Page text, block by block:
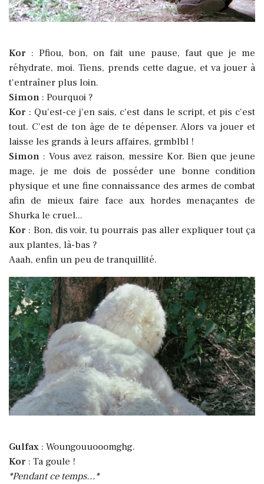
Kor : Pfiou, bon, on fait une pause, faut que je me
réhydrate, moi. Tiens, prends cette dague, et va jouer à
t'entraîner plus loin.
Simon : Pourquoi ?
Kor : Qu'est-ce j'en sais, c'est dans le script, et pis c'est
tout. C'est de ton âge de te dépenser. Alors va jouer et
laisse les grands à leurs affaires, grmblbl !
Simon : Vous avez raison, messire Kor. Bien que jeune
mage, je me dois de posséder une bonne condition
physique et une fine connaissance des armes de combat
afin de mieux faire face aux hordes menaçantes de
Shurka le cruel...
Kor : Bon, dis voir, tu pourrais pas aller expliquer tout ça
aux plantes, là-bas ?
Aaah, enfin un peu de tranquillité.
Gulfax : Woungouuooomghg.
Kor : Ta goule !
*Pendant ce temps...*